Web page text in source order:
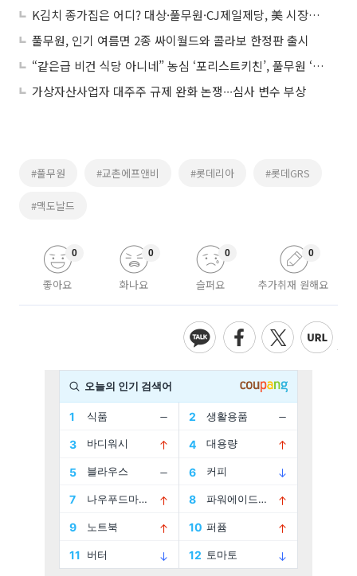
K김치 종가집은 어디? 대상·풀무원·CJ제일제당, 美 시장서 ‘3파전’
풀무원, 인기 여름면 2종 싸이월드와 콜라보 한정판 출시
“같은급 비건 식당 아니네” 농심 ‘포리스트키친’, 풀무원 ‘플랜튜드’와 다른 점은?
가상자산사업자 대주주 규제 완화 논쟁∙∙∙심사 변수 부상
#풀무원 #교촌에프앤비 #롯데리아 #롯데GRS
#맥도날드
좋아요
0
화나요
0
슬퍼요
0
추가취재 원해요
0